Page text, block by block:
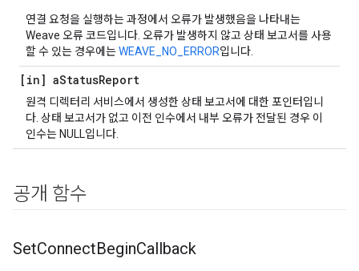
연결 요청을 실행하는 과정에서 오류가 발생했음을 나타내는
Weave 오류 코드입니다. 오류가 발생하지 않고 상태 보고서를 사용
할 수 있는 경우에는WEAVE_NO_ERROR입니다.
[in] aStatusReport
원격 디렉터리 서비스에서 생성한 상태 보고서에 대한 포인터입니
다. 상태 보고서가 없고 이전 인수에서 내부 오류가 전달된 경우 이
인수는 NULL입니다.
공개 함수
SetConnectBeginCallback